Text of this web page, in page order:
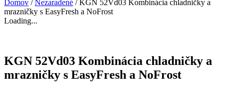
Domov /Nezaradené / KGN 52Vd03 Kombinácia chladničky a
mrazničky s EasyFresh a NoFrost
Loading...
KGN 52Vd03 Kombinácia chladničky a
mrazničky s EasyFresh a NoFrost